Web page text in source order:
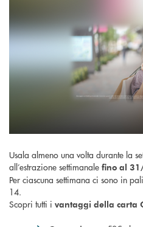
Usala almeno una volta durante la
all’estrazione settimanale fino al
Per ciascuna settimana ci sono in
14.
Scopri tutti i vantaggi della carta